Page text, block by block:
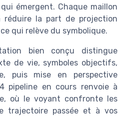
émergent. Chaque maillon
réduire la part de projection
qui relève du symbolique.
bien conçu distingue
de vie, symboles objectifs,
puis mise en perspective
pipeline en cours renvoie à
où le voyant confronte les
trajectoire passée et à vos